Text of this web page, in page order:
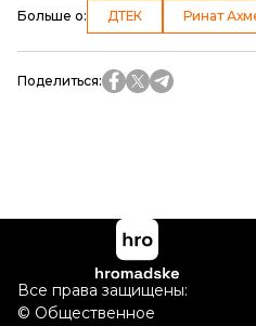
Больше о: ДТЕК Ринат
Поделиться:
Все права защищены:
© Общественное